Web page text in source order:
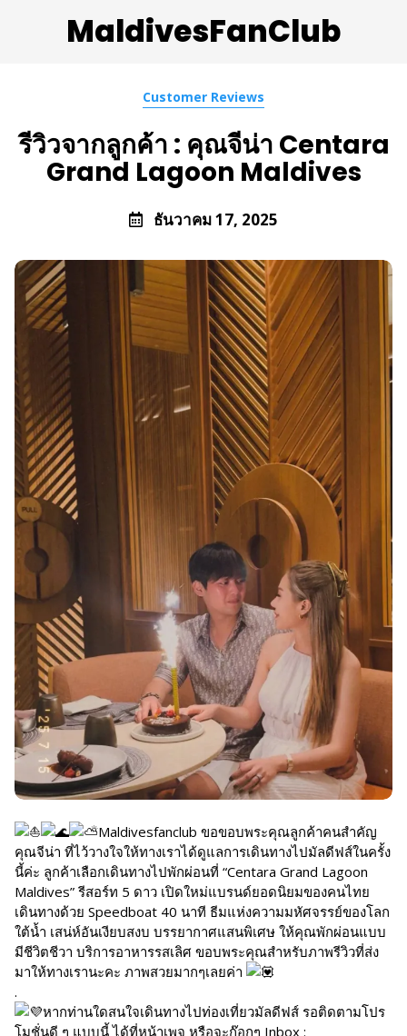
MaldivesFanClub
Customer Reviews
รีวิวจากลูกค้า : คุณจีน่า Centara
Grand Lagoon Maldives
ธันวาคม 17, 2025
Maldivesfanclub ขอขอบพระคุณลูกค้าคนสำคัญ
คุณจีน่า ที่ไว้วางใจให้ทางเราได้ดูแลการเดินทางไปมัลดีฟส์ในครั้ง
นี้ค่ะ ลูกค้าเลือกเดินทางไปพักผ่อนที่ “Centara Grand Lagoon
Maldives” รีสอร์ท 5 ดาว เปิดใหม่แบรนด์ยอดนิยมของคนไทย
เดินทางด้วย Speedboat 40 นาที ธีมแห่งความมหัศจรรย์ของโลก
ใต้น้ำ เสน่ห์อันเงียบสงบ บรรยากาศแสนพิเศษ ให้คุณพักผ่อนแบบ
มีชีวิตชีวา บริการอาหารรสเลิศ ขอบพระคุณสำหรับภาพรีวิวที่ส่ง
มาให้ทางเรานะคะ ภาพสวยมากๆเลยค่า
.
หากท่านใดสนใจเดินทางไปท่องเที่ยวมัลดีฟส์ รอติดตามโปร
โมชั่นดี ๆ แบบนี้ ได้ที่หน้าเพจ หรือจะก๊อกๆ Inbox :